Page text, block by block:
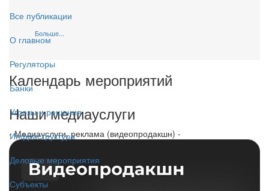
Все публикации
О главном
Регуляторы
Банки
Угрозы и решения
Инфраструктура
Деловые мероприятия
Субъекты
Больше...
Календарь мероприятий
Наши медиауслуги
- Медиауслуги, реклама (видеопродакшн) -